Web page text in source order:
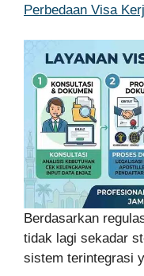
Perbedaan Visa
Berdasarkan
tidak lagi sekadar
sistem terintegrasi